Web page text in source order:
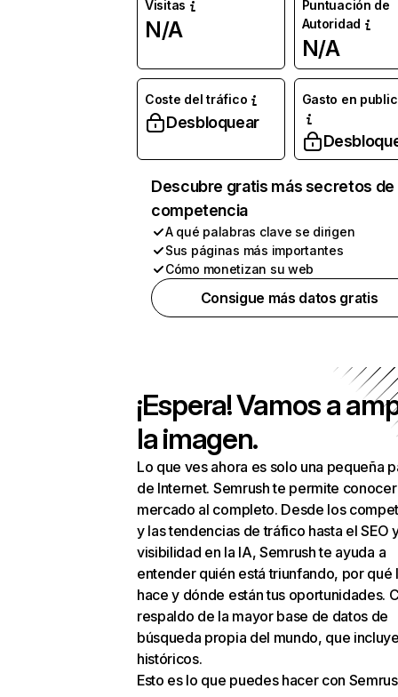
Visitas
N/A
Puntuación de
Autoridad
N/A
Coste del tráfico
Desbloquear
Gasto en
Descubre gratis más secretos de
competencia
A qué palabras clave se dirigen
Sus páginas más importantes
Cómo monetizan su web
Consigue más datos gratis
¡Espera! Vamos a
la imagen.
Lo que ves ahora es solo una pequeña
de Internet. Semrush te permite
mercado al completo. Desde los
y las tendencias de tráfico hasta el SEO
visibilidad en la IA, Semrush te ayuda a
entender quién está triunfando, por qué
hace y dónde están tus oportunidades.
respaldo de la mayor base de datos de
búsqueda propia del mundo, que
históricos.
Esto es lo que puedes hacer con